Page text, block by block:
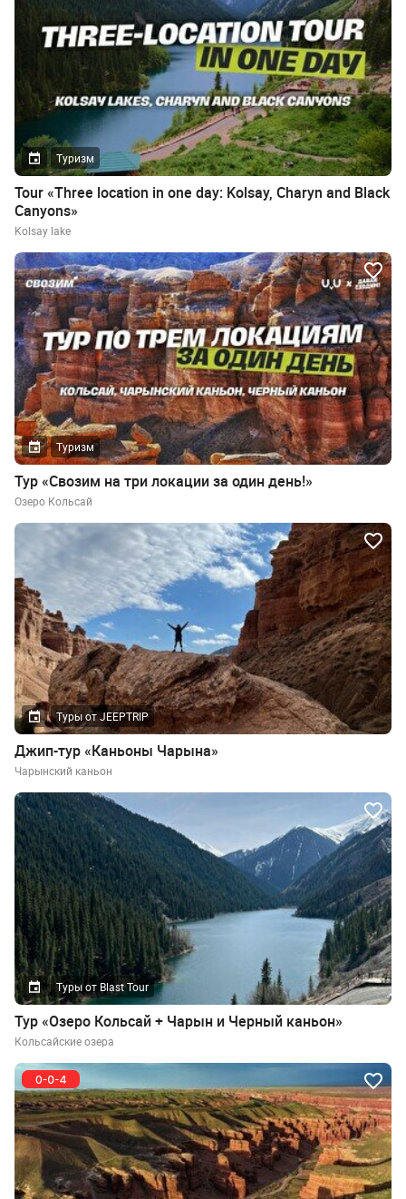
Туризм
Tour «Three location in one day: Kolsay, Charyn and Black
Canyons»
Kolsay lake
Туризм
Тур «Свозим на три локации за один день!»
Озеро Кольсай
Туры от JEEPTRIP
Джип-тур «Каньоны Чарына»
Чарынский каньон
Туры от Blast Tour
Тур «Озеро Кольсай + Чарын и Черный каньон»
Кольсайские озера